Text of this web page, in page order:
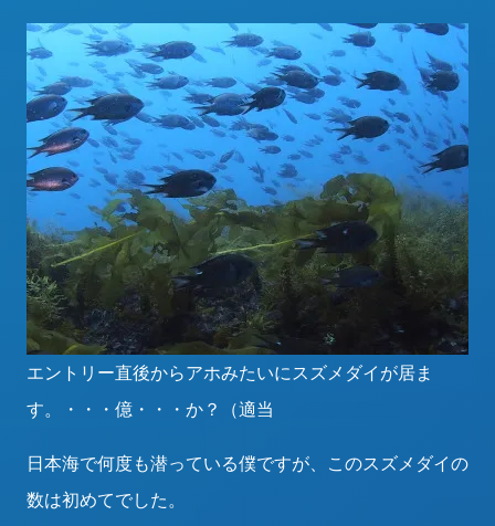
エントリー直後からアホみたいにスズメダイが居ま
す。・・・億・・・か？（適当
日本海で何度も潜っている僕ですが、このスズメダイの
数は初めてでした。